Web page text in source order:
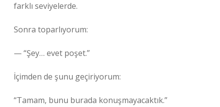
farklı seviyelerde.
Sonra toparlıyorum:
— “Şey… evet poşet.”
İçimden de şunu geçiriyorum:
“Tamam, bunu burada konuşmayacaktık.”